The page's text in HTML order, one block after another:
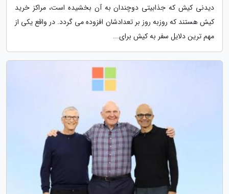
دیدنی کیش که جذابیتی دوچندان به آن بخشیده است، مراکز خرید
کیش هستند که روزبه روز بر تعدادشان افزوده می گردد. در واقع یکی از
مهم ترین دلایل سفر به کیش برای...